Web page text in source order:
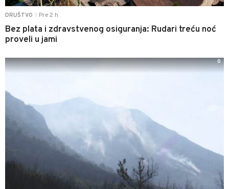
DRUŠTVO Pre 2 h
Bez plata i zdravstvenog osiguranja: Rudari treću noć
proveli u jami
0